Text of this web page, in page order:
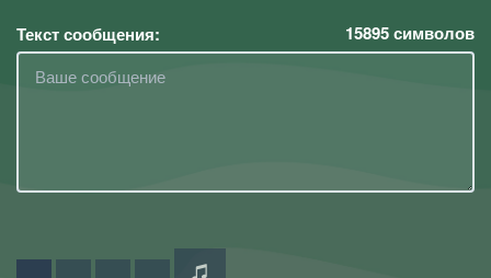
Текст сообщения: 15895символов